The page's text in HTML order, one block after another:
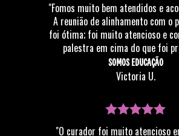
"Fomos muito bem atendidos e
A reunião de alinhamento com o
foi ótima; foi muito atencioso e
palestra em cima do que foi
SOMOS EDUCAÇÃO
Victoria U.
"O curador foi muito atencioso